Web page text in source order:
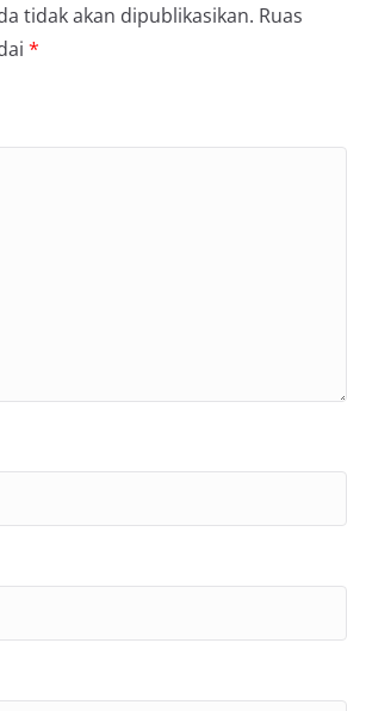
tidak akan dipublikasikan. Ruas
*